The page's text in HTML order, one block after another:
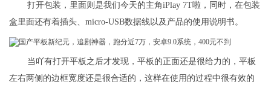
打开包装，里面则是我们今天的主角iPlay 7T啦，同时，在包装
盒里面还有着插头、micro-USB数据线以及产品的使用说明书。
当吖有打开平板之后才发现，平板的正面还是很给力的，平板
左右两侧的边框宽度还是很合适的，这样在使用的过程中很有效的